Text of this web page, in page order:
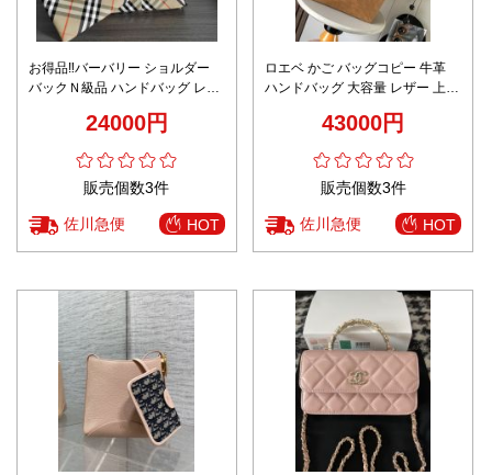
お得品‼バーバリー ショルダー
バックＮ級品 ハンドバッグ レザ
24000円
販売個数3件
佐川急便 HOT
ロエベ かご バッグコピー 牛革
ハンドバッグ 大容量 レザー 上質
43000円
販売個数3件
佐川急便 HOT